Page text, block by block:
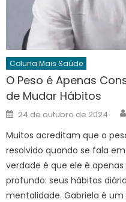
Coluna Mais Saúde
O Peso é Apenas
de Mudar Hábitos
Posted
on
24 de outubro de 2024
Muitos acreditam que o
resolvido quando se fala
verdade é que ele é
profundo: seus hábitos
mentalidade. Gabriela é